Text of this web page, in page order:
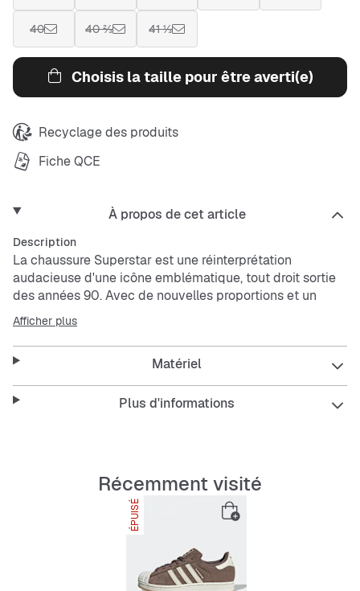
40 40 ⅔ 41 ⅓
Choisis la taille pour être averti(e)
Recyclage des produits
Fiche QCE
À propos de cet article
Description
La chaussure Superstar est une réinterprétation
audacieuse d'une icône emblématique, tout droit sortie
des années 90. Avec de nouvelles proportions et un
nouveau look, cette sneaker affiche un style street avec
une touche de nostalgie. L'iconique shell-toe et les
bandes dentelées demeurent, mais avec une touche
moderne qui plaira à celles recherchant confort et style.
Conçue avec une tige en suède, des bandes en cuir et
un patch au talon, cette chaussure offre un chaussant
quotidienne. Pour une sortie décontractée ou pour te
démarquer, la chaussure Superstar est ton alliée pour un
look rebelle mais optimiste. Adopte l'esprit
Originals et fais briller ton style avec cette sneaker
Afficher plus
Matériel
Plus d'informations
Récemment visité
ÉPUISÉ